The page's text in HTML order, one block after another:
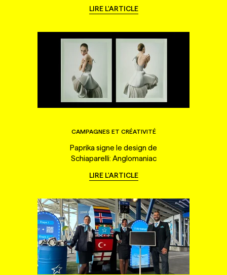
LIRE L'ARTICLE
CAMPAGNES ET CRÉATIVITÉ
Paprika signe le design de
Schiaparelli: Anglomaniac
LIRE L'ARTICLE